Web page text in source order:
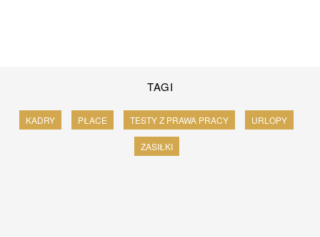
TAGI
KADRY PŁACE TESTY Z PRAWA PRACY URLOPY
ZASIŁKI